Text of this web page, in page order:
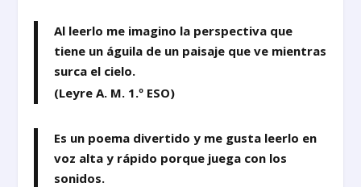
Al leerlo me imagino la perspectiva que
tiene un águila de un paisaje que ve mientras
surca el cielo.
(Leyre A. M. 1.º ESO)
Es un poema divertido y me gusta leerlo en
voz alta y rápido porque juega con los
sonidos.